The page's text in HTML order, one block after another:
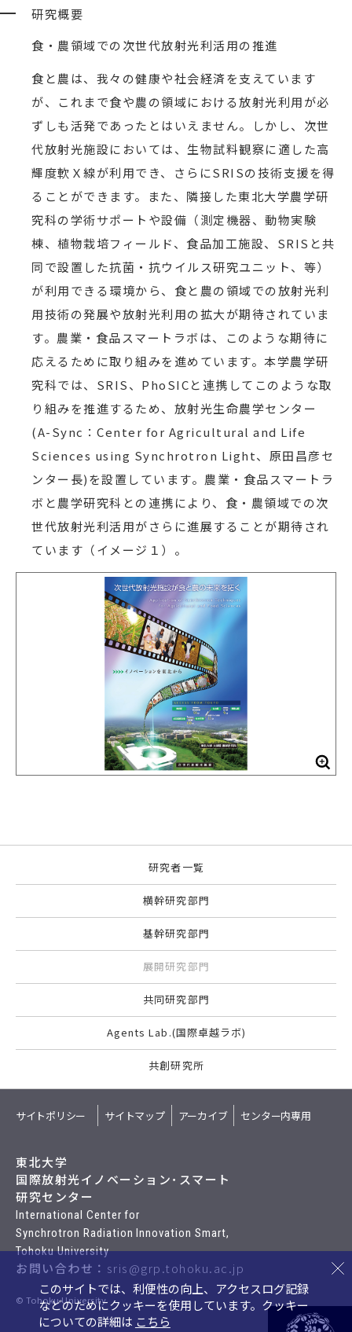
研究概要
食・農領域での次世代放射光利活用の推進
食と農は、我々の健康や社会経済を支えています
が、これまで食や農の領域における放射光利用が必
ずしも活発であったとはいえません。しかし、次世
代放射光施設においては、生物試料観察に適した高
輝度軟Ｘ線が利用でき、さらにSRISの技術支援を得
ることができます。また、隣接した東北大学農学研
究科の学術サポートや設備（測定機器、動物実験
棟、植物栽培フィールド、食品加工施設、SRISと共
同で設置した抗菌・抗ウイルス研究ユニット、等）
が利用できる環境から、食と農の領域での放射光利
用技術の発展や放射光利用の拡大が期待されていま
す。農業・食品スマートラボは、このような期待に
応えるために取り組みを進めています。本学農学研
究科では、SRIS、PhoSICと連携してこのような取
り組みを推進するため、放射光生命農学センター
(A-Sync：Center for Agricultural and Life
Sciences using Synchrotron Light、原田昌彦セ
ンター長)を設置しています。農業・食品スマートラ
ボと農学研究科との連携により、食・農領域での次
世代放射光利活用がさらに進展することが期待され
ています（イメージ１）。
研究者一覧
横幹研究部門
基幹研究部門
展開研究部門
共同研究部門
Agents Lab.(国際卓越ラボ)
共創研究所
サイトポリシー サイトマップ アーカイブ センター内専用
東北大学
国際放射光イノベーション･スマート
研究センター
International Center for
Synchrotron Radiation Innovation Smart,
Tohoku University
お問い合わせ： sris@grp.tohoku.ac.jp
© Tohoku University
このサイトでは、利便性の向上、アクセスログ記録
などのためにクッキーを使用しています。 クッキー
についての詳細は こちら